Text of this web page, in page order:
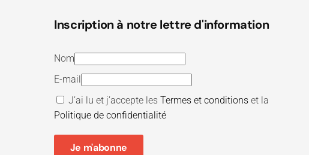
Inscription à notre lettre d'information
Nom
E-mail
J’ai lu et j’accepte lesTermes et conditions et la
Politique de confidentialité
Je m'abonne